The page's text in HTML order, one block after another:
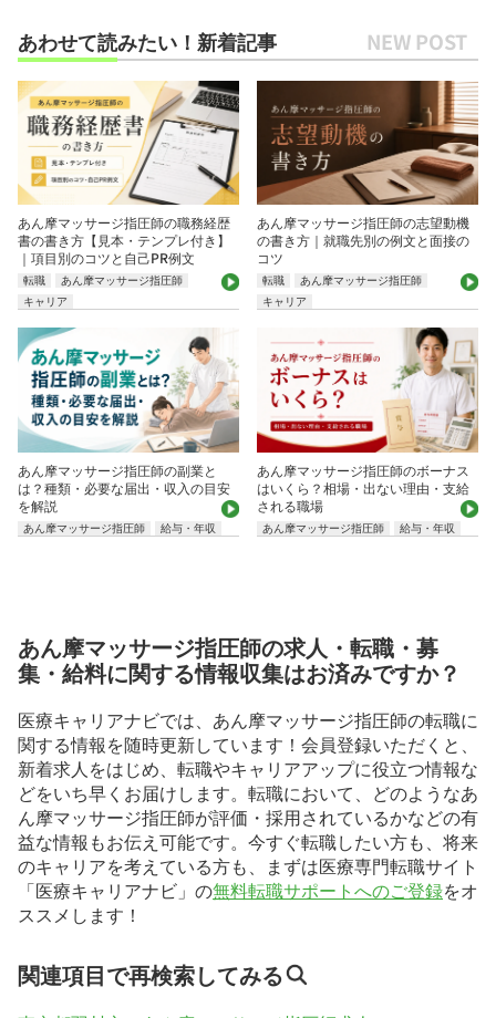
あわせて読みたい！新着記事
あん摩マッサージ指圧師の職務経歴
書の書き方【見本・テンプレ付き】
｜項目別のコツと自己PR例文
転職
あん摩マッサージ指圧師
キャリア
あん摩マッサージ指圧師の志望動機
の書き方｜就職先別の例文と面接の
コツ
転職
あん摩マッサージ指圧師
キャリア
あん摩マッサージ指圧師の副業と
は？種類・必要な届出・収入の目安
を解説
あん摩マッサージ指圧師 給与・年収
あん摩マッサージ指圧師のボーナス
はいくら？相場・出ない理由・支給
される職場
あん摩マッサージ指圧師 給与・年収
あん摩マッサージ指圧師の求人・転職・募
集・給料に関する情報収集はお済みですか？
医療キャリアナビでは、あん摩マッサージ指圧師の転職に
関する情報を随時更新しています！会員登録いただくと、
新着求人をはじめ、転職やキャリアアップに役立つ情報な
どをいち早くお届けします。転職において、どのようなあ
ん摩マッサージ指圧師が評価・採用されているかなどの有
益な情報もお伝え可能です。今すぐ転職したい方も、将来
のキャリアを考えている方も、まずは医療専門転職サイト
「医療キャリアナビ」の無料転職サポートへのご登録をオ
ススメします！
関連項目で再検索してみる